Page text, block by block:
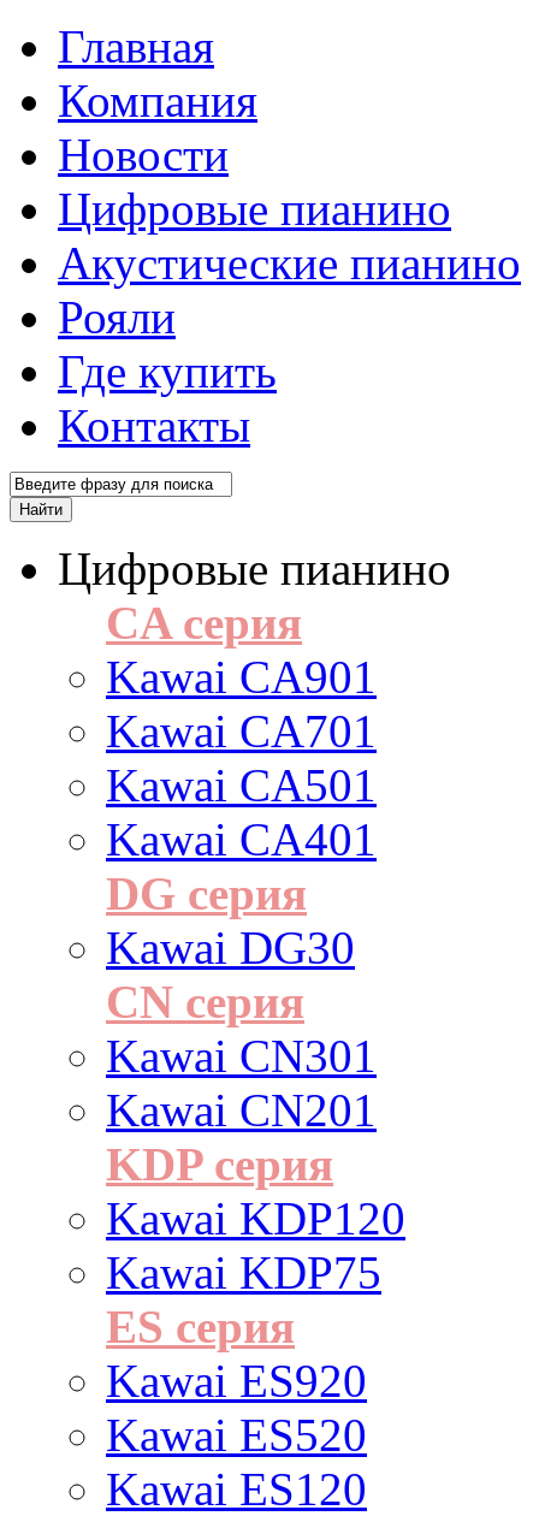
Главная
Компания
Новости
Цифровые пианино
Акустические пианино
Рояли
Где купить
Контакты
Цифровые пианино
CA серия
Kawai CA901
Kawai CA701
Kawai CA501
Kawai CA401
DG серия
Kawai DG30
CN серия
Kawai CN301
Kawai CN201
KDP серия
Kawai KDP120
Kawai KDP75
ES cерия
Kawai ES920
Kawai ES520
Kawai ES120